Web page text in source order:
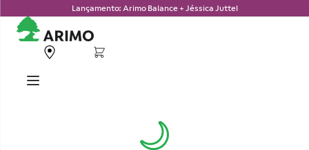
Lançamento: Arimo Balance + Jéssica Juttel